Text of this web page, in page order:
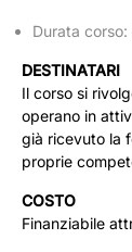
Durata corso:
DESTINATARI
Il corso si
operano in
già ricevuto la
proprie
COSTO
Finanziabile